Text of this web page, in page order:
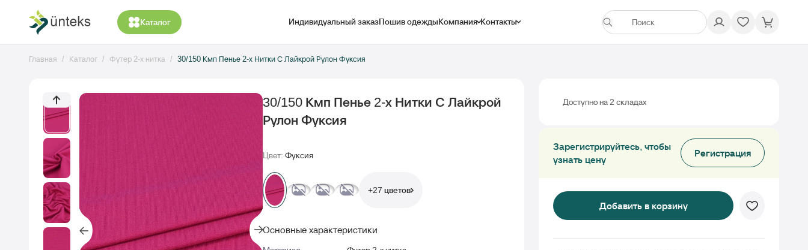
Каталог Индивидуальный заказПошив одеждыКомпания Контакты
Главная Каталог Футер 2-х нитка 30/150 Кмп Пенье 2-х Нитки С Лайкрой Рулон Фуксия
30/150 Кмп Пенье 2-х Нитки С Лайкрой
Рулон Фуксия
Цвет: Фуксия
+27 цветов
Основные характеристики
Доступно на 2 cкладах
Зарегистрируйтесь, чтобы
узнать цену
Регистрация
Добавить в корзину